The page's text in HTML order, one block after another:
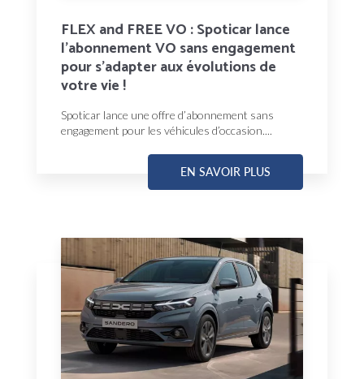
FLEX and FREE VO : Spoticar lance
l’abonnement VO sans engagement
pour s’adapter aux évolutions de
votre vie !
Spoticar lance une offre d’abonnement sans
engagement pour les véhicules d’occasion....
EN SAVOIR PLUS